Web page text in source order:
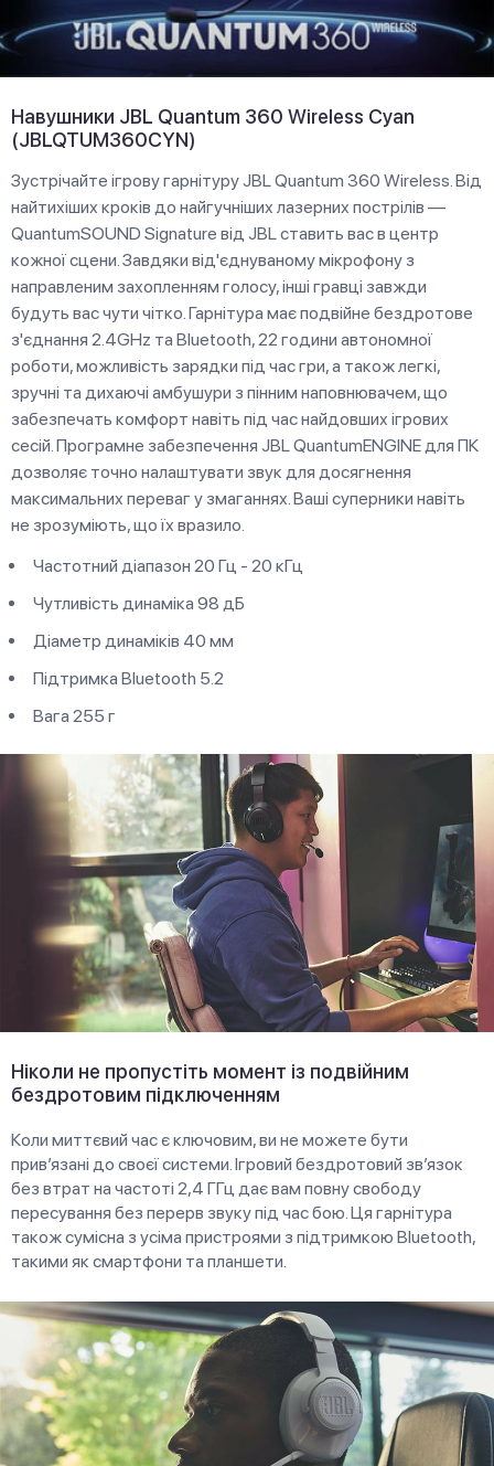
Навушники JBL Quantum 360 Wireless Cyan
(JBLQTUM360CYN)
Зустрічайте ігрову гарнітуру JBL Quantum 360 Wireless. Від
найтихіших кроків до найгучніших лазерних пострілів —
QuantumSOUND Signature від JBL ставить вас в центр
кожної сцени. Завдяки від'єднуваному мікрофону з
направленим захопленням голосу, інші гравці завжди
будуть вас чути чітко. Гарнітура має подвійне бездротове
з'єднання 2.4GHz та Bluetooth, 22 години автономної
роботи, можливість зарядки під час гри, а також легкі,
зручні та дихаючі амбушури з пінним наповнювачем, що
забезпечать комфорт навіть під час найдовших ігрових
сесій. Програмне забезпечення JBL QuantumENGINE для ПК
дозволяє точно налаштувати звук для досягнення
максимальних переваг у змаганнях. Ваші суперники навіть
не зрозуміють, що їх вразило.
Частотний діапазон 20 Гц - 20 кГц
Чутливість динаміка 98 дБ
Діаметр динаміків 40 мм
Підтримка Bluetooth 5.2
Вага 255 г
Ніколи не пропустіть момент із подвійним
бездротовим підключенням
Коли миттєвий час є ключовим, ви не можете бути
прив’язані до своєї системи. Ігровий бездротовий зв’язок
без втрат на частоті 2,4 ГГц дає вам повну свободу
пересування без перерв звуку під час бою. Ця гарнітура
також сумісна з усіма пристроями з підтримкою Bluetooth,
такими як смартфони та планшети.